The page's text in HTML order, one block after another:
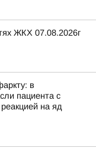
ЖКХ 07.08.2026г
в
пациента с
на яд